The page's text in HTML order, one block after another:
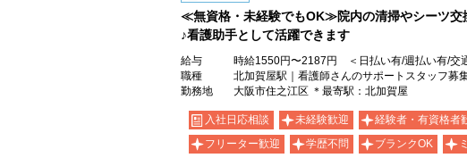
派遣社員
≪無資格・未経験でもOK≫院内の清掃やシーツ交
♪看護助手として活躍できます
給与
時給1550円〜2187円 ＜日払い有/週払い有/交
職種
北加賀屋駅｜看護師さんのサポートスタッフ募
勤務地
大阪市住之江区 ＊最寄駅：北加賀屋
入社日応相談 未経験歓迎 経験者・有資格者
フリーター歓迎
学歴不問 ブランクOK